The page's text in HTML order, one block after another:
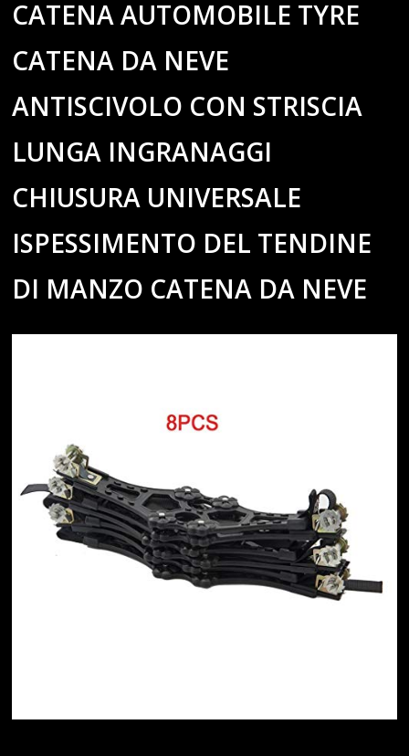
CATENA AUTOMOBILE TYRE
CATENA DA NEVE
ANTISCIVOLO CON STRISCIA
LUNGA INGRANAGGI
CHIUSURA UNIVERSALE
ISPESSIMENTO DEL TENDINE
DI MANZO CATENA DA NEVE